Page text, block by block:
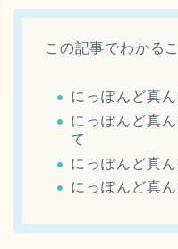
この記事でわかる
にっぽんど真
にっぽんど真
て
にっぽんど真
にっぽんど真